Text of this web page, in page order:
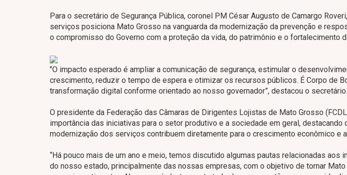
Para o secretário de Segurança Pública, coronel PM César Augusto de Camargo
serviços posiciona Mato Grosso na vanguarda da modernização da prevenção e
o compromisso do Governo com a proteção da vida, do patrimônio e o fortalecimento
"O impacto esperado é ampliar a comunicação de segurança, estimular o
crescimento, reduzir o tempo de espera e otimizar os recursos públicos. É Corpo de
transformação digital conforme orientado ao nosso governador”, destacou o secretário.
O presidente da Federação das Câmaras de Dirigentes Lojistas de Mato Grosso
importância das iniciativas para o setor produtivo e a sociedade em geral,
modernização dos serviços contribuem diretamente para o crescimento econômico e
“Há pouco mais de um ano e meio, temos discutido algumas pautas relacionadas aos
do nosso estado, principalmente das nossas empresas, com o objetivo de tornar